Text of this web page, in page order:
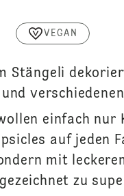
VEGAN
Stängeli
einfach nur
auf jeden
mit
zu